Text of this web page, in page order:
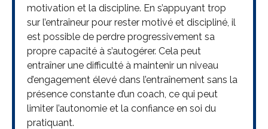
motivation et la discipline. En s’appuyant trop
sur l’entraîneur pour rester motivé et discipliné, il
est possible de perdre progressivement sa
propre capacité à s’autogérer. Cela peut
entraîner une difficulté à maintenir un niveau
d’engagement élevé dans l’entraînement sans la
présence constante d’un coach, ce qui peut
limiter l’autonomie et la confiance en soi du
pratiquant.